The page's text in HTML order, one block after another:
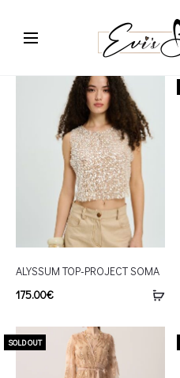
ALYSSUM TOP-PROJECT SOMA
175.00€
SOLD OUT